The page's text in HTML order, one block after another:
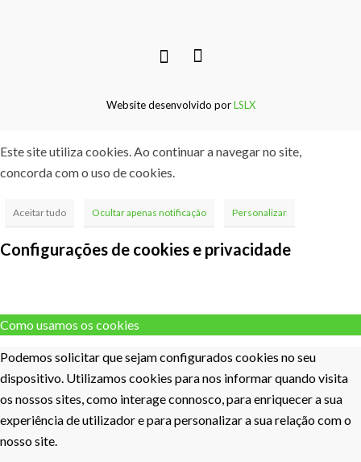
Website desenvolvido porLSLX
Este site utiliza cookies. Ao continuar a navegar no site,
concorda com o uso de cookies.
Aceitar tudo Ocultar apenas notificação Personalizar
Configurações de cookies e privacidade
Como usamos os cookies
Podemos solicitar que sejam configurados cookies no seu
dispositivo. Utilizamos cookies para nos informar quando visita
os nossos sites, como interage connosco, para enriquecer a sua
experiência de utilizador e para personalizar a sua relação com o
nosso site.